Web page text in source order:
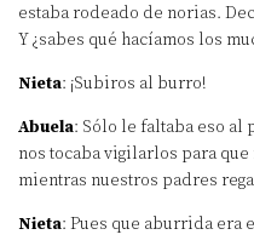
estaba rodeado de norias.
Y ¿sabes qué hacíamos los
Nieta: ¡Subiros al burro!
Abuela: Sólo le faltaba eso al
nos tocaba vigilarlos para
mientras nuestros padres
Nieta: Pues que aburrida era